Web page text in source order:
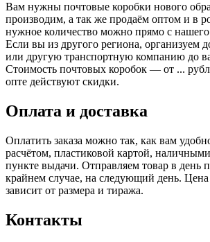
Вам нужны почтовые коробки нового
производим, а так же продаём оптом и в
нужное количество можно прямо с
Если вы из другого региона, организуем
или другую транспортную компанию до
Стоимость почтовых коробок — от ...
опте действуют скидки.
Оплата и доставка
Оплатить заказа можно так, как вам
расчётом, пластиковой картой,
пункте выдачи. Отправляем товар в день
крайнем случае, на следующий день.
зависит от размера и тиража.
Контакты